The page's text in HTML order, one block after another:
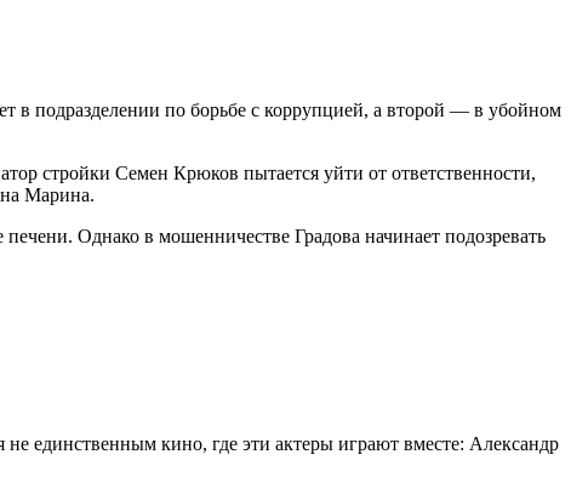
в подразделении по борьбе с коррупцией, а второй — в убойном
стройки Семен Крюков пытается уйти от ответственности,
Марина.
Однако в мошенничестве Градова начинает подозревать
единственным кино, где эти актеры играют вместе: Александр